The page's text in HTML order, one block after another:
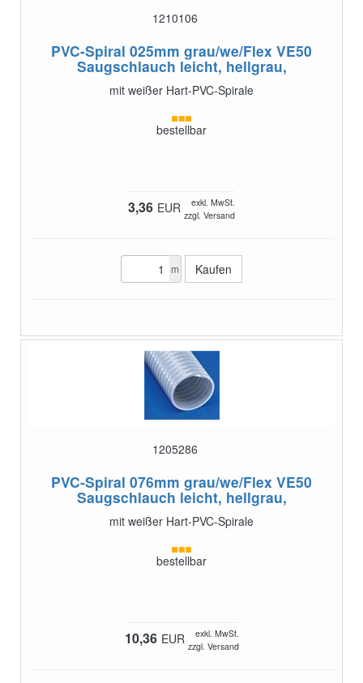
1210106
PVC-Spiral 025mm grau/we/Flex VE50
Saugschlauch leicht, hellgrau,
mit weißer Hart-PVC-Spirale
bestellbar
3,36 EUR
exkl. MwSt.
zzgl. Versand
m
1205286
PVC-Spiral 076mm grau/we/Flex VE50
Saugschlauch leicht, hellgrau,
mit weißer Hart-PVC-Spirale
bestellbar
10,36 EUR
exkl. MwSt.
zzgl. Versand